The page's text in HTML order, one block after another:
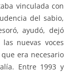
vinculada con
del sabio,
ayudó, dejó
nuevas voces
era necesario
Entre 1993 y